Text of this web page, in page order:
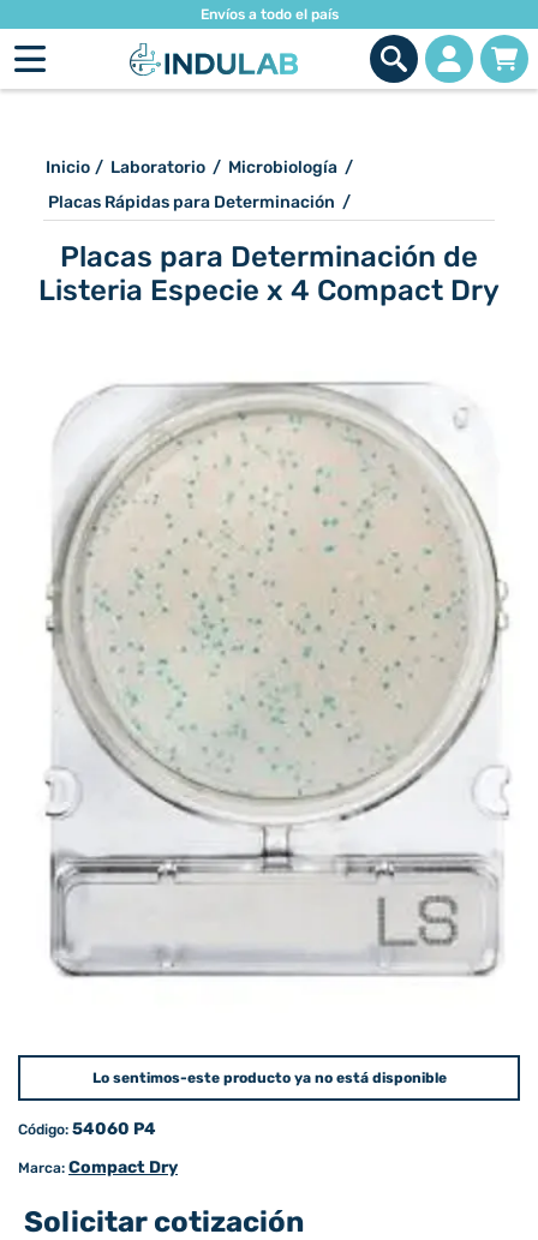
Envíos a todo el país
Inicio / Laboratorio / Microbiología /
Placas Rápidas para Determinación /
Placas para Determinación de
Listeria Especie x 4 Compact Dry
Lo sentimos-este producto ya no está disponible
Código: 54060 P4
Marca: Compact Dry
Solicitar cotización